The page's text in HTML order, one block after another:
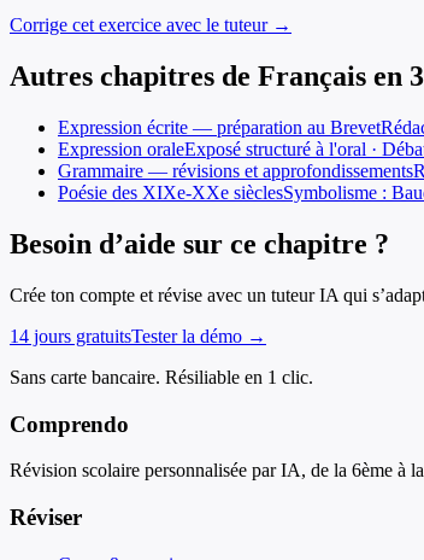
Corrige cet exercice avec le tuteur →
Autres chapitres de Français en
Expression écrite — préparation au Brevet
Expression oraleExposé structuré à l'oral ·
Grammaire — révisions et approfondissements
Poésie des XIXe-XXe sièclesSymbolisme :
Besoin d’aide sur ce chapitre ?
Crée ton compte et révise avec un tuteur IA qui
14 jours gratuitsTester la démo →
Sans carte bancaire. Résiliable en 1 clic.
Comprendo
Révision scolaire personnalisée par IA, de la 6ème à
Réviser